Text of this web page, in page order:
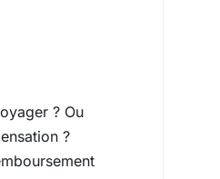
? Ou
?